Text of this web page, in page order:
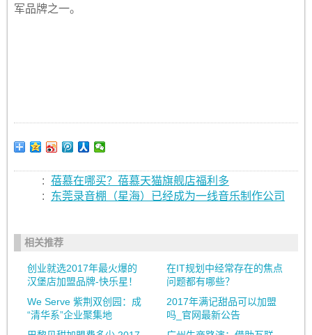
军品牌之一。
: 蓓慕在哪买？蓓慕天猫旗舰店福利多
:
东莞录音棚（星海）已经成为一线音乐制作公司
相关推荐
创业就选2017年最火爆的
汉堡店加盟品牌-快乐星！
在IT规划中经常存在的焦点
问题都有哪些？
We Serve 紫荆双创园：成
“清华系”企业聚集地
2017年满记甜品可以加盟
吗_官网最新公告